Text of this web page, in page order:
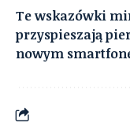
Te wskazówki
przyspieszają
nowym